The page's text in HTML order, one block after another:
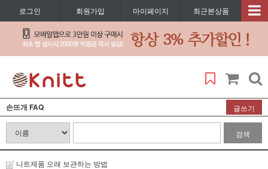
로그인 회원가입 마이페이지 최근본상품
손뜨개 FAQ 글쓰기
검색
니트제품 오래 보관하는 방법